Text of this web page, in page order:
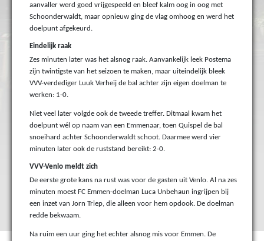
aanvaller werd goed vrijgespeeld en bleef kalm oog in oog met
Schoonderwaldt, maar opnieuw ging de vlag omhoog en werd het
doelpunt afgekeurd.
Eindelijk raak
Zes minuten later was het alsnog raak. Aanvankelijk leek Postema
zijn twintigste van het seizoen te maken, maar uiteindelijk bleek
VVV-verdediger Luuk Verheij de bal achter zijn eigen doelman te
werken: 1-0.
Niet veel later volgde ook de tweede treffer. Ditmaal kwam het
doelpunt wél op naam van een Emmenaar, toen Quispel de bal
snoeihard achter Schoonderwaldt schoot. Daarmee werd vier
minuten later ook de ruststand bereikt: 2-0.
VVV-Venlo meldt zich
De eerste grote kans na rust was voor de gasten uit Venlo. Al na zes
minuten moest FC Emmen-doelman Luca Unbehaun ingrijpen bij
een inzet van Jorn Triep, die alleen voor hem opdook. De doelman
redde bekwaam.
Na ruim een uur ging het echter alsnog mis voor Emmen. De